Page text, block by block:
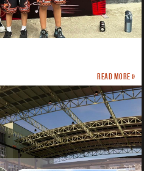
Read more »